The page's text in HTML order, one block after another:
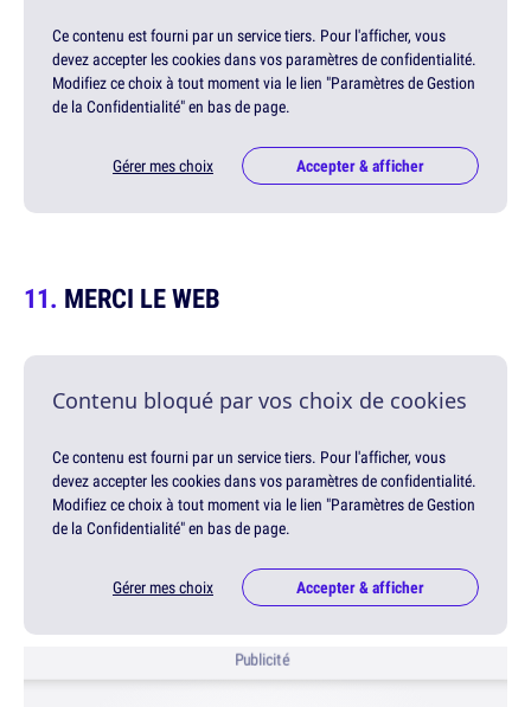
Ce contenu est fourni par un service tiers. Pour l'afficher, vous
devez accepter les cookies dans vos paramètres de confidentialité.
Modifiez ce choix à tout moment via le lien "Paramètres de Gestion
de la Confidentialité" en bas de page.
Gérer mes choix Accepter & afficher
MERCI LE WEB
Contenu bloqué par vos choix de cookies
Ce contenu est fourni par un service tiers. Pour l'afficher, vous
devez accepter les cookies dans vos paramètres de confidentialité.
Modifiez ce choix à tout moment via le lien "Paramètres de Gestion
de la Confidentialité" en bas de page.
Gérer mes choix Accepter & afficher
Publicité